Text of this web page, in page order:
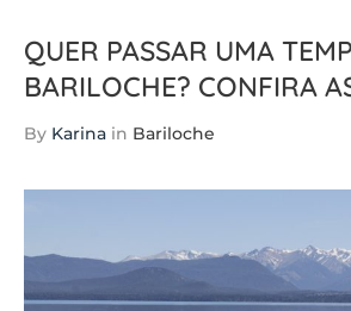
QUER PASSAR UMA
BARILOCHE? CONFIRA
By Karina in Bariloche